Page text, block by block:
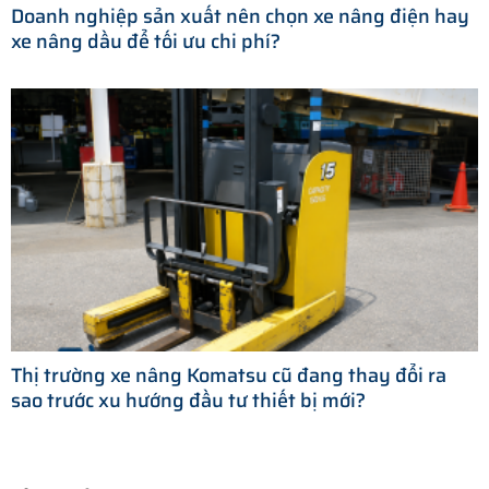
Doanh nghiệp sản xuất nên chọn xe nâng điện hay
xe nâng dầu để tối ưu chi phí?
Thị trường xe nâng Komatsu cũ đang thay đổi ra
sao trước xu hướng đầu tư thiết bị mới?